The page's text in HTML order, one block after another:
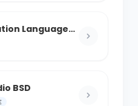
Language
BSD